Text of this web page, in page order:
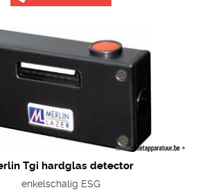
Tgi hardglas detector
enkelschalig ESG